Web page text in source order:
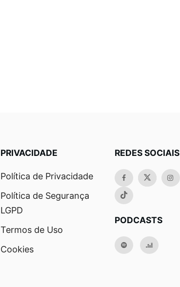
PRIVACIDADE
Política de Privacidade
Política de Segurança
LGPD
Termos de Uso
Cookies
REDES SOCIAIS
PODCASTS